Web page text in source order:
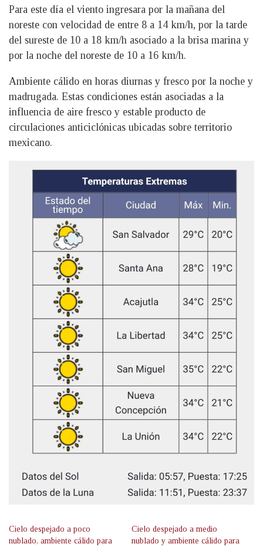
Para este día el viento ingresara por la mañana del
noreste con velocidad de entre 8 a 14 km/h, por la tarde
del sureste de 10 a 18 km/h asociado a la brisa marina y
por la noche del noreste de 10 a 16 km/h.
Ambiente cálido en horas diurnas y fresco por la noche y
madrugada. Estas condiciones están asociadas a la
influencia de aire fresco y estable producto de
circulaciones anticiclónicas ubicadas sobre territorio
mexicano.
Cielo despejado a poco
nublado, ambiente cálido para
Cielo despejado a medio
nublado y ambiente cálido para